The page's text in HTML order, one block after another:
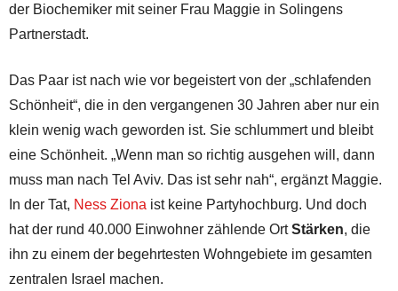
der Biochemiker mit seiner Frau Maggie in Solingens
Partnerstadt.
Das Paar ist nach wie vor begeistert von der „schlafenden
Schönheit“, die in den vergangenen 30 Jahren aber nur ein
klein wenig wach geworden ist. Sie schlummert und bleibt
eine Schönheit. „Wenn man so richtig ausgehen will, dann
muss man nach Tel Aviv. Das ist sehr nah“, ergänzt Maggie.
In der Tat, Ness Ziona ist keine Partyhochburg. Und doch
hat der rund 40.000 Einwohner zählende OrtStärken, die
ihn zu einem der begehrtesten Wohngebiete im gesamten
zentralen Israel machen.